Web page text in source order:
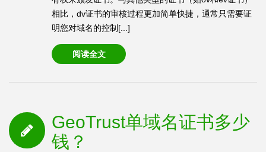
相比，dv证书的审核过程更加简单快捷，通常只需要证
明您对域名的控制[...]
阅读全文
GeoTrust单域名证书多少
钱？